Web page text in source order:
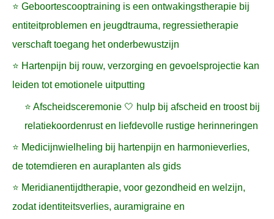
⭐ Geboortescooptraining is een ontwakingstherapie bij
entiteitproblemen en jeugdtrauma, regressietherapie
verschaft toegang het onderbewustzijn
⭐ Hartenpijn bij rouw, verzorging en gevoelsprojectie kan
leiden tot emotionele uitputting
⭐ Afscheidsceremonie 🤍 hulp bij afscheid en troost bij
relatiekoordenrust en liefdevolle rustige herinneringen
⭐ Medicijnwielheling bij hartenpijn en harmonieverlies,
de totemdieren en auraplanten als gids
⭐ Meridianentijdtherapie, voor gezondheid en welzijn,
zodat identiteitsverlies, auramigraine en